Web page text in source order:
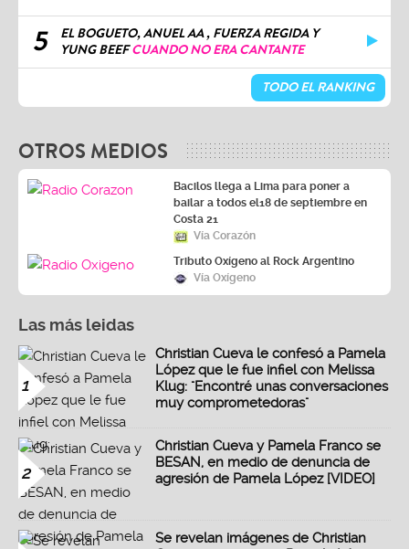
5
EL BOGUETO, ANUEL AA , FUERZA REGIDA Y
YUNG BEEFCUANDO NO ERA CANTANTE
TODO EL RANKING
OTROS MEDIOS
Bacilos llega a Lima para poner a
bailar a todos el18 de septiembre en
Costa 21
Vía Corazón
Tributo Oxígeno al Rock Argentino
Vía Oxígeno
Las más leidas
1
Christian Cueva le confesó a Pamela
López que le fue infiel con Melissa
Klug: "Encontré unas conversaciones
muy comprometedoras"
2
Christian Cueva y Pamela Franco se
BESAN, en medio de denuncia de
agresión de Pamela López [VIDEO]
Se revelan imágenes de Christian